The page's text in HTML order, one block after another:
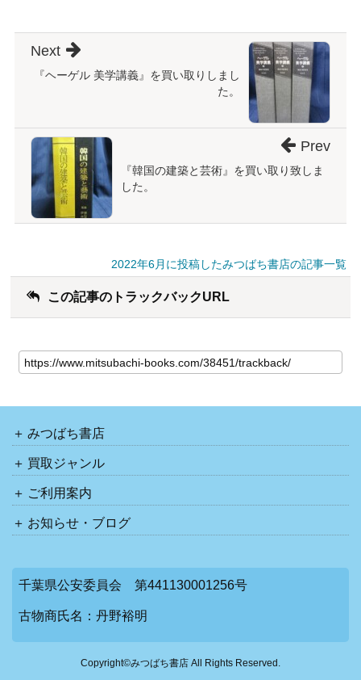
『ヘーゲル 美学講義』を買い取りしまし
た。
Next
『韓国の建築と芸術』を買い取り致しま
した。
Prev
2022年6月に投稿したみつばち書店の記事一覧
この記事のトラックバックURL
みつばち書店
買取ジャンル
ご利用案内
お知らせ・ブログ
千葉県公安委員会 第441130001256号
古物商氏名：丹野裕明
Copyright©みつばち書店 All Rights Reserved.